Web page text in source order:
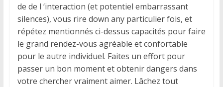
de de l ‘interaction (et potentiel embarrassant
silences), vous rire down any particulier fois, et
répétez mentionnés ci-dessus capacités pour faire
le grand rendez-vous agréable et confortable
pour le autre individuel. Faites un effort pour
passer un bon moment et obtenir dangers dans
votre chercher vraiment aimer. Lâchez tout